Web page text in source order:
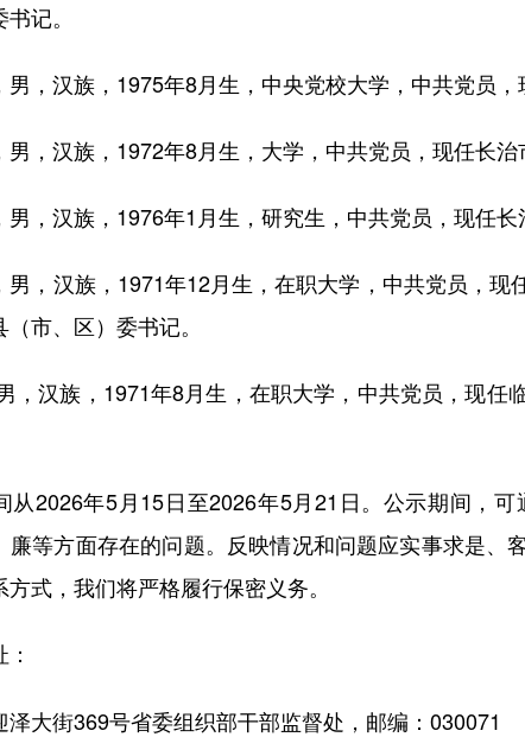
记。
汉族，1975年8月生，中央党校大学，中共党员，
汉族，1972年8月生，大学，中共党员，现任长治
汉族，1976年1月生，研究生，中共党员，现任长
汉族，1971年12月生，在职大学，中共党员，现
市、区）委书记。
汉族，1971年8月生，在职大学，中共党员，现任
2026年5月15日至2026年5月21日。公示期间，可
廉等方面存在的问题。反映情况和问题应实事求是
式，我们将严格履行保密义务。
大街369号省委组织部干部监督处，邮编：030071